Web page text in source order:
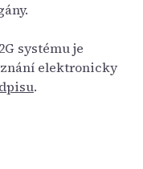
systému je
elektronicky
.